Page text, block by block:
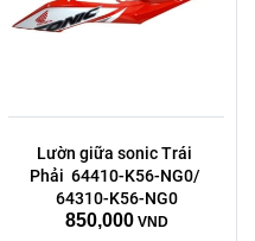
Lườn giữa sonic Trái
Phải  64410-K56-NG0/
64310-K56-NG0
850,000 VND
Trái phải:
phải
trái